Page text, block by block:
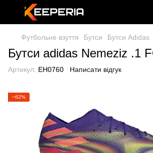
Футбольне взуття Бутси Бутси Adidas
Бутси adidas Nemeziz .1
Артикул: EH0760 Написати відгук
−62%